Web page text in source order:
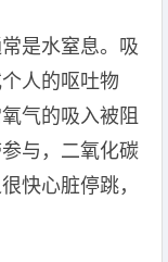
是水窒息。吸
人的呕吐物
气的吸入被阻
与，二氧化碳
快心脏停跳，